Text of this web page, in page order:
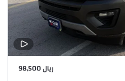
ريال 98,500